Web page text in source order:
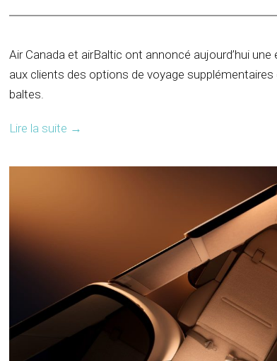
Air Canada et airBaltic ont annoncé aujourd’hui
aux clients des options de voyage
baltes.
Lire la suite →